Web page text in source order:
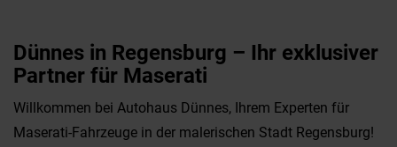
Dünnes in Regensburg – Ihr exklusiver
Partner für Maserati
Willkommen bei Autohaus Dünnes, Ihrem Experten für
Maserati-Fahrzeuge in der malerischen Stadt Regensburg!